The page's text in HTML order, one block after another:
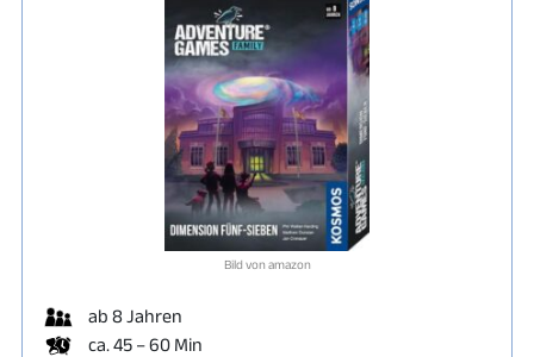
Bild von amazon
ab 8 Jahren
ca. 45 – 60 Min